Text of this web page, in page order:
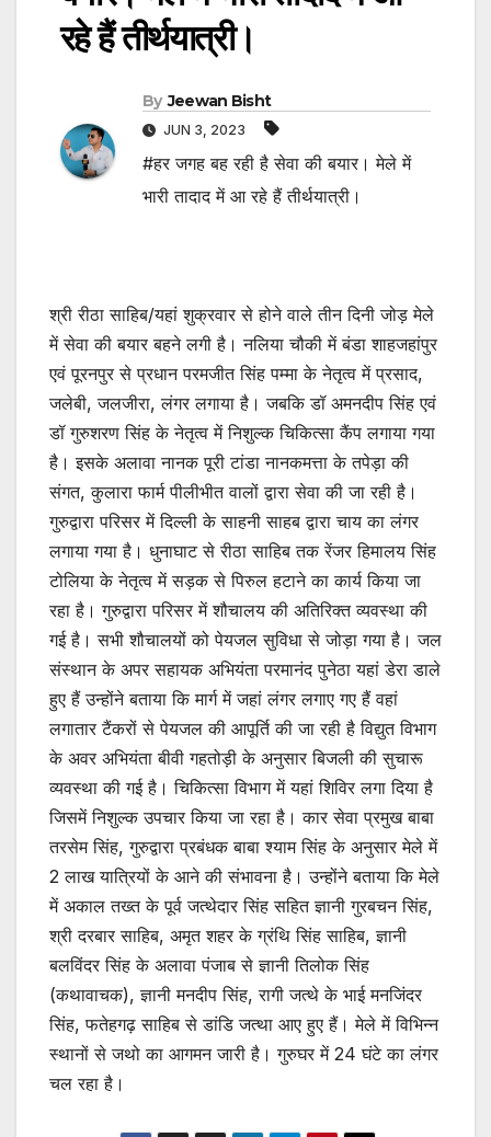
रहे हैं तीर्थयात्री।
By Jeewan Bisht
JUN 3, 2023
#हर जगह बह रही है सेवा की बयार। मेले में
भारी तादाद में आ रहे हैं तीर्थयात्री।
श्री रीठा साहिब/यहां शुक्रवार से होने वाले तीन दिनी जोड़ मेले
में सेवा की बयार बहने लगी है। नलिया चौकी में बंडा शाहजहांपुर
एवं पूरनपुर से प्रधान परमजीत सिंह पम्मा के नेतृत्व में प्रसाद,
जलेबी, जलजीरा, लंगर लगाया है। जबकि डॉ अमनदीप सिंह एवं
डॉ गुरुशरण सिंह के नेतृत्व में निशुल्क चिकित्सा कैंप लगाया गया
है। इसके अलावा नानक पूरी टांडा नानकमत्ता के तपेड़ा की
संगत, कुलारा फार्म पीलीभीत वालों द्वारा सेवा की जा रही है।
गुरुद्वारा परिसर में दिल्ली के साहनी साहब द्वारा चाय का लंगर
लगाया गया है। धुनाघाट से रीठा साहिब तक रेंजर हिमालय सिंह
टोलिया के नेतृत्व में सड़क से पिरुल हटाने का कार्य किया जा
रहा है। गुरुद्वारा परिसर में शौचालय की अतिरिक्त व्यवस्था की
गई है। सभी शौचालयों को पेयजल सुविधा से जोड़ा गया है। जल
संस्थान के अपर सहायक अभियंता परमानंद पुनेठा यहां डेरा डाले
हुए हैं उन्होंने बताया कि मार्ग में जहां लंगर लगाए गए हैं वहां
लगातार टैंकरों से पेयजल की आपूर्ति की जा रही है विद्युत विभाग
के अवर अभियंता बीवी गहतोड़ी के अनुसार बिजली की सुचारू
व्यवस्था की गई है। चिकित्सा विभाग में यहां शिविर लगा दिया है
जिसमें निशुल्क उपचार किया जा रहा है। कार सेवा प्रमुख बाबा
तरसेम सिंह, गुरुद्वारा प्रबंधक बाबा श्याम सिंह के अनुसार मेले में
2 लाख यात्रियों के आने की संभावना है। उन्होंने बताया कि मेले
में अकाल तख्त के पूर्व जत्थेदार सिंह सहित ज्ञानी गुरबचन सिंह,
श्री दरबार साहिब, अमृत शहर के ग्रंथि सिंह साहिब, ज्ञानी
बलविंदर सिंह के अलावा पंजाब से ज्ञानी तिलोक सिंह
(कथावाचक), ज्ञानी मनदीप सिंह, रागी जत्थे के भाई मनजिंदर
सिंह, फतेहगढ़ साहिब से डांडि जत्था आए हुए हैं। मेले में विभिन्न
स्थानों से जथो का आगमन जारी है। गुरुघर में 24 घंटे का लंगर
चल रहा है।